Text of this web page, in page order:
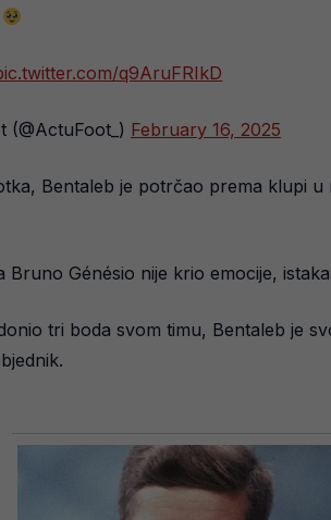
q9AruFRIkD
February 16, 2025
Bentaleb je potrčao prema klupi u
Bruno Génésio nije krio emocije,
tri boda svom timu, Bentaleb je